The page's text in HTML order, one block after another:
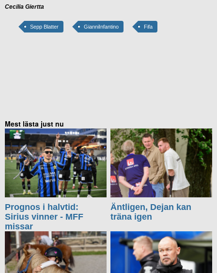
Cecilia Giertta
Sepp Blatter GianniInfantino Fifa
Mest lästa just nu
Prognos i halvtid:
Sirius vinner - MFF
missar
Äntligen, Dejan kan
träna igen